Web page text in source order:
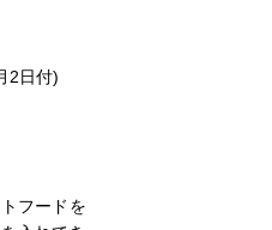
付)
フードを